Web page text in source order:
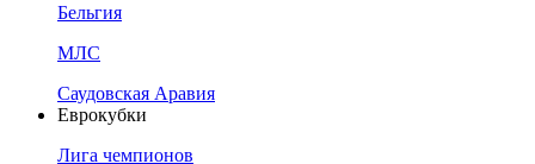
Бельгия
МЛС
Саудовская Аравия
Еврокубки
Лига чемпионов